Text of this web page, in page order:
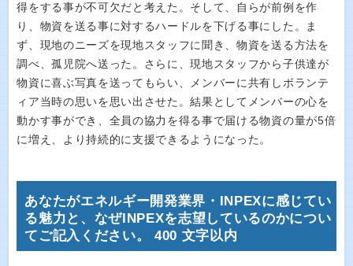
得をする事が不可欠だと考えた。そして、自らが前例を作
り、物資を送る事に対するハードルを下げる事にした。ま
ず、現地のニーズを現地スタッフに聞き、物資を送る方法を
調べ、孤児院へ送った。さらに、現地スタッフから子供達が
物資に喜ぶ写真を送ってもらい、メンバーに共有しボランテ
ィア当時の思いを思い出させた。結果としてメンバーの心を
動かす事ができ、全員の協力を得る事で届ける物資の量が5倍
に増え、より持続的に支援できるようになった。
あなたがエネルギー開発業界・INPEXに感じてい
る魅力と、なぜINPEXを志望しているのかについ
てご記入ください。 400 文字以内